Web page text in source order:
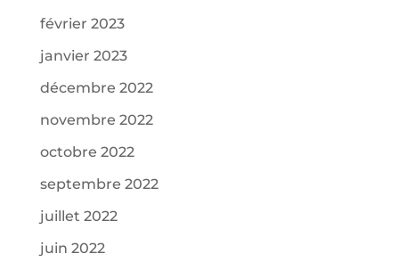
février 2023
janvier 2023
décembre 2022
novembre 2022
octobre 2022
septembre 2022
juillet 2022
juin 2022